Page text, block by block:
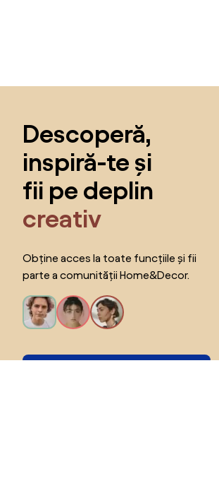
Descoperă,
inspiră-te și
fii pe deplin
creativ
Obține acces la toate funcțiile și fii
parte a comunității Home&Decor.